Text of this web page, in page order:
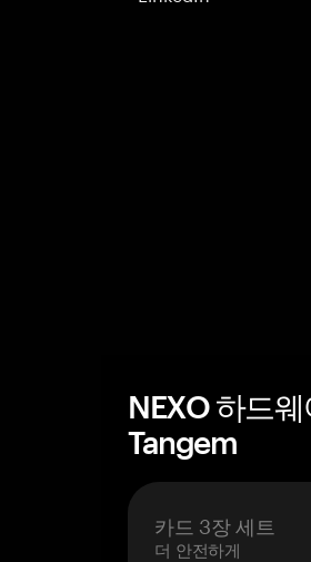
NEXO 하드
Tangem
카드 3장 세트
더 안전하게